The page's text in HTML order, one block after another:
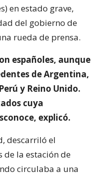
en estado grave,
del gobierno de
rueda de prensa.
españoles, aunque
de Argentina,
y Reino Unido.
cuya
explicó.
descarriló el
de la estación de
circulaba a una